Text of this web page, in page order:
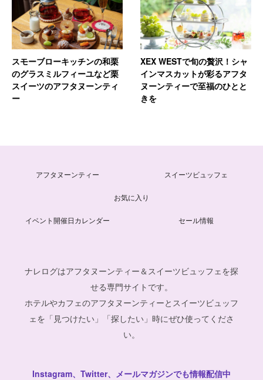
スモーブローキッチンの和栗
のグラスミルフィーユなど栗
スイーツのアフタヌーンティ
ー
XEX WESTで旬の贅沢！シャ
インマスカットが彩るアフタ
ヌーンティーで至福のひとと
きを
アフタヌーンティー スイーツビュッフェ
お気に入り
イベント開催日カレンダー セール情報
ナレログはアフタヌーンティー＆スイーツビュッフェを探
せる専門サイトです。
ホテルやカフェのアフタヌーンティーとスイーツビュッフ
ェを「見つけたい」「探したい」時にぜひ使ってくださ
い。
Instagram、Twitter、メールマガジンでも情報配信中